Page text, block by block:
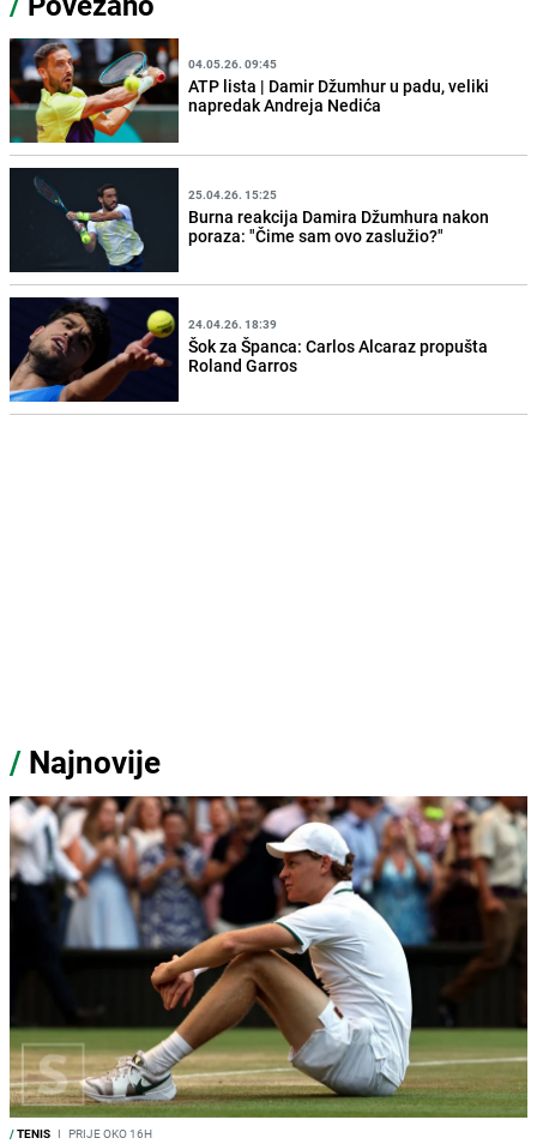
04.05.26. 09:45
ATP lista | Damir Džumhur u padu, veliki
napredak Andreja Nedića
25.04.26. 15:25
Burna reakcija Damira Džumhura nakon
poraza: "Čime sam ovo zaslužio?"
24.04.26. 18:39
Šok za Španca: Carlos Alcaraz propušta
Roland Garros
/ Najnovije
/TENIS I PRIJE OKO 16H